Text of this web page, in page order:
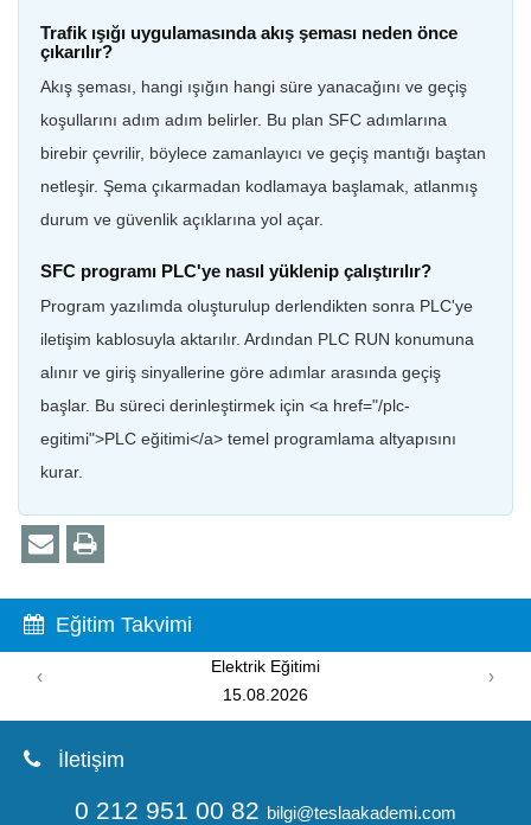
Trafik ışığı uygulamasında akış şeması neden önce
çıkarılır?
Akış şeması, hangi ışığın hangi süre yanacağını ve geçiş
koşullarını adım adım belirler. Bu plan SFC adımlarına
birebir çevrilir, böylece zamanlayıcı ve geçiş mantığı baştan
netleşir. Şema çıkarmadan kodlamaya başlamak, atlanmış
durum ve güvenlik açıklarına yol açar.
SFC programı PLC'ye nasıl yüklenip çalıştırılır?
Program yazılımda oluşturulup derlendikten sonra PLC'ye
iletişim kablosuyla aktarılır. Ardından PLC RUN konumuna
alınır ve giriş sinyallerine göre adımlar arasında geçiş
başlar. Bu süreci derinleştirmek için <a href="/plc-
egitimi">PLC eğitimi</a> temel programlama altyapısını
kurar.
Eğitim Takvimi
‹ ›
İletişim
0 212 951 00 82 bilgi@teslaakademi.com